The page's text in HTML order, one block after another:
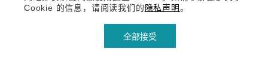
沪ICP备14036654号-1
沪公网安备 31011502013809号
Cookie 的信息，请阅读我们的 隐私声明。
全部接受